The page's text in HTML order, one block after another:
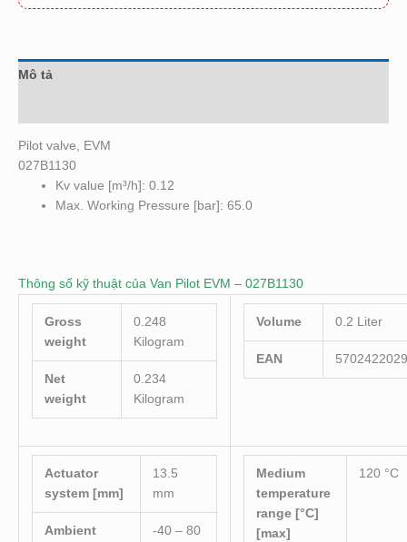
Mô tả
Pilot valve, EVM
027B1130
Kv value [m³/h]: 0.12
Max. Working Pressure [bar]: 65.0
Thông số kỹ thuật của Van Pilot EVM – 027B1130
Gross
weight
0.248
Kilogram
Net
weight
0.234
Kilogram
Volume 0.2 Liter
EAN
Actuator
system [mm]
13.5
mm
Ambient
-40 – 80
Medium
temperature
range [°C]
[max]
120 °C